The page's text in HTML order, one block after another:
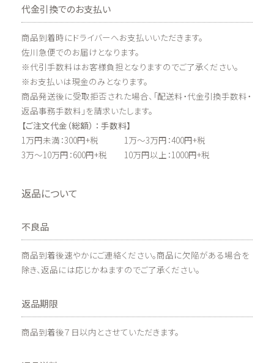
代金引換でのお支払い
商品到着時にドライバーへお支払いいただきます。
佐川急便でのお届けとなります。
※代引手数料はお客様負担となりますのでご了承ください。
※お支払いは現金のみとなります。
商品発送後に受取拒否された場合、「配送料・代金引換手数料・
返品事務手数料」を請求いたします。
【ご注文代金（総額） ： 手数料】
1万円未満：300円+税 1万～3万円：400円+税
3万～10万円：600円+税 10万円以上：1000円+税
返品について
不良品
商品到着後速やかにご連絡ください。商品に欠陥がある場合を
除き、返品には応じかねますのでご了承ください。
返品期限
商品到着後７日以内とさせていただきます。